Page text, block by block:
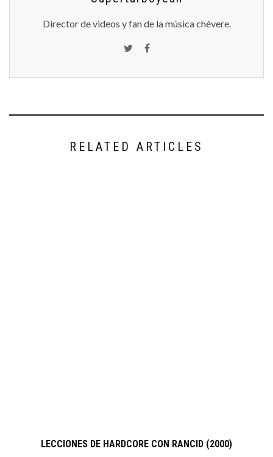
Director de videos y fan de la música chévere.
RELATED ARTICLES
LECCIONES DE HARDCORE CON RANCID (2000)